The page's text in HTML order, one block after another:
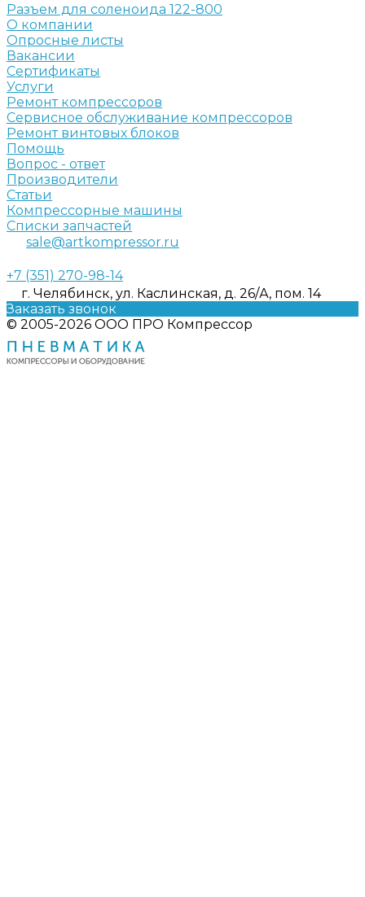
Разъем для соленоида 122-800
О компании
Опросные листы
Вакансии
Сертификаты
Услуги
Ремонт компрессоров
Сервисное обслуживание компрессоров
Ремонт винтовых блоков
Помощь
Вопрос - ответ
Производители
Статьи
Компрессорные машины
Списки запчастей
sale@artkompressor.ru
+7 (351) 270-98-14
г. Челябинск, ул. Каслинская, д. 26/А, пом. 14
Заказать звонок
© 2005-2026 ООО ПРО Компрессор